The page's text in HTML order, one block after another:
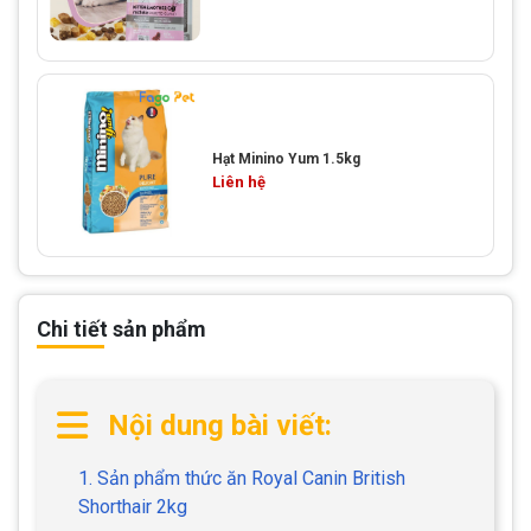
Chi tiết sản phẩm
Nội dung bài viết:
1. Sản phẩm thức ăn Royal Canin British
Shorthair 2kg
Hạt Minino Yum 1.5kg
Liên hệ